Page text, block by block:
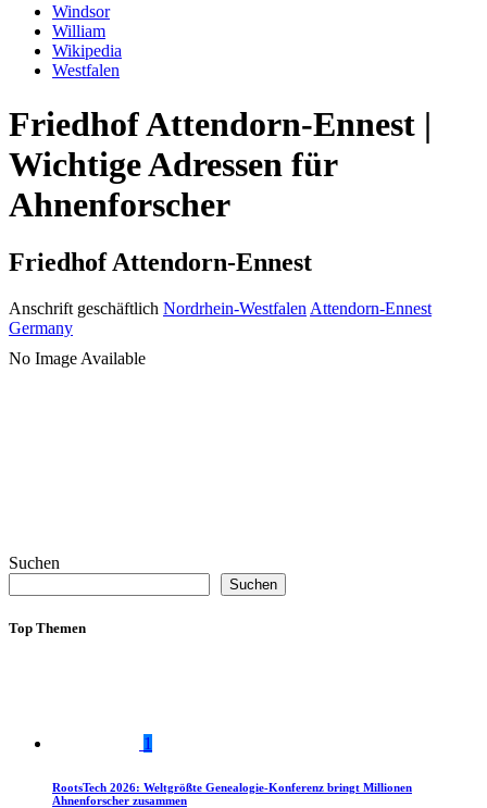
Windsor
William
Wikipedia
Westfalen
Friedhof Attendorn-Ennest |
Wichtige Adressen für
Ahnenforscher
Friedhof Attendorn-Ennest
Anschrift geschäftlich Nordrhein-Westfalen Attendorn-Ennest
Germany
No Image Available
Suchen
Suchen
Top Themen
1
RootsTech 2026: Weltgrößte Genealogie-Konferenz bringt Millionen
Ahnenforscher zusammen